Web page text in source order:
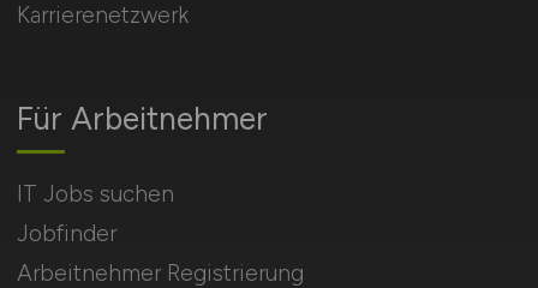
Für Arbeitnehmer
IT Jobs suchen
Jobfinder
Arbeitnehmer Registrierung
Karrierenetzwerk